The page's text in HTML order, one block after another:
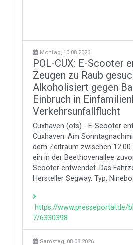
Montag, 10.08.2026
POL-CUX: E-Scooter
Zeugen zu Raub
Alkoholisiert gegen
Einbruch in
Verkehrsunfallflucht
Cuxhaven (ots) - E-Scooter
Cuxhaven. Am
dem Zeitraum zwischen 12.00
ein in der Beethovenallee
Scooter entwendet. Das
Hersteller Segway, Typ:
https://www.presseportal.de/
7/6330398
Samstag, 08.08.2026